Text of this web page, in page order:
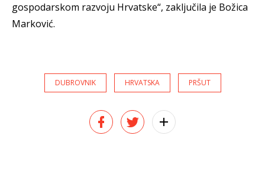
gospodarskom razvoju Hrvatske“, zaključila je Božica
Marković.
DUBROVNIK HRVATSKA PRŠUT